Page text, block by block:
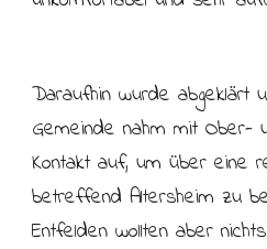
Daraufhin wurde abgeklärt
Gemeinde nahm mit Ober-
Kontakt auf, um über eine
betreffend Altersheim zu
Entfelden wollten aber